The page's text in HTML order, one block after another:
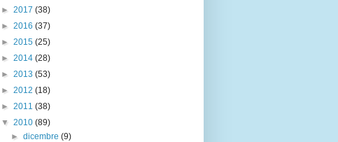
► 2017 (38)
► 2016 (37)
► 2015 (25)
► 2014 (28)
► 2013 (53)
► 2012 (18)
► 2011 (38)
▼ 2010 (89)
►dicembre(9)